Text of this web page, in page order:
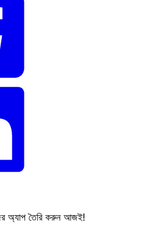
অ্যাপ তৈরি করুন আজই!